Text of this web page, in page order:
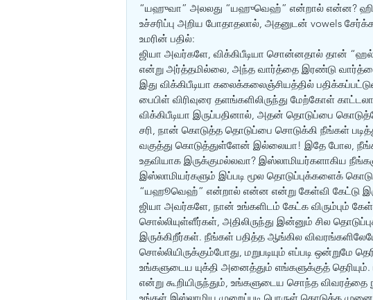
“யஹுவா” அலலது “யஹுவெஹ்” என்றால் என்ன?
உச்சரிப்பு அறிய போதாதலால், அதனுடன் vowels
உமரின் பதில்:
ஜியா அவர்களே, விக்கிபீடியா சொன்னதால் தான் “ஹல்லேலூயா” என்ற‌
என்று அர்த்தமில்லை, அந்த வார்த்தை இரண்டு
இது விக்கிபீடியா கலைக்கலைஞ்சியத்தில்
பைபிள் விரிவுரை தளங்களிலிருந்து மேற்கோள்
விக்கிபீடியா இருப்பதினால், அதன் தொடுப்பை
சரி, நான் கொடுத்த தொடுப்பை சொடுக்கி நீங்கள்
வகுத்து கொடுத்துள்ளேன் இல்லையா! இதே போல,
உதவியாக இருக்குமல்லவா? இஸ்லாமியர்களாகிய
இஸ்லாமியர்களும் இப்படி மூல தொடுப்புக்களைக்
“யஹூவெஹ்” என்றால் என்ன என்று கேள்வி கேட்டு
ஜியா அவர்களே, நான் உங்களிடம் கேட்க விரும்பும்
சொல்லியுள்ளீர்கள், அதிலிருந்து இன்னும் சில
இருக்கிறீர்கள். நீங்கள் பதித்த ஆங்கில
சொல்லியிருக்கும்போது, மறுபடியும் எப்படி ஒன்றுமே
உங்களுடைய யுக்தி அனைத்தும் எங்களுக்குத்
என்று கூறியிருந்தும், உங்களுடைய சொந்த